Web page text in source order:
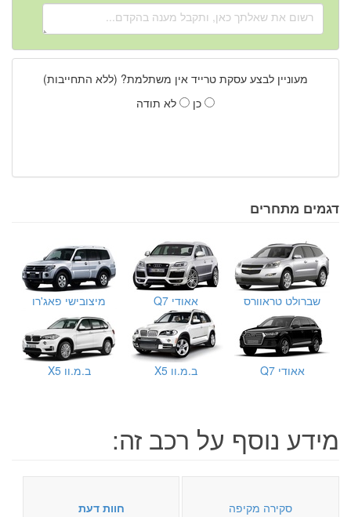
מעוניין לבצע עסקת טרייד אין משתלמת? (ללא התחייבות)
כן
לא תודה
דגמים מתחרים
שברולט טראוורס אאודי Q7 מיצובישי פאג'רו
אאודי Q7 ב.מ.וו X5 ב.מ.וו X5
מידע נוסף על רכב זה:
סקירה מקיפה חוות דעת